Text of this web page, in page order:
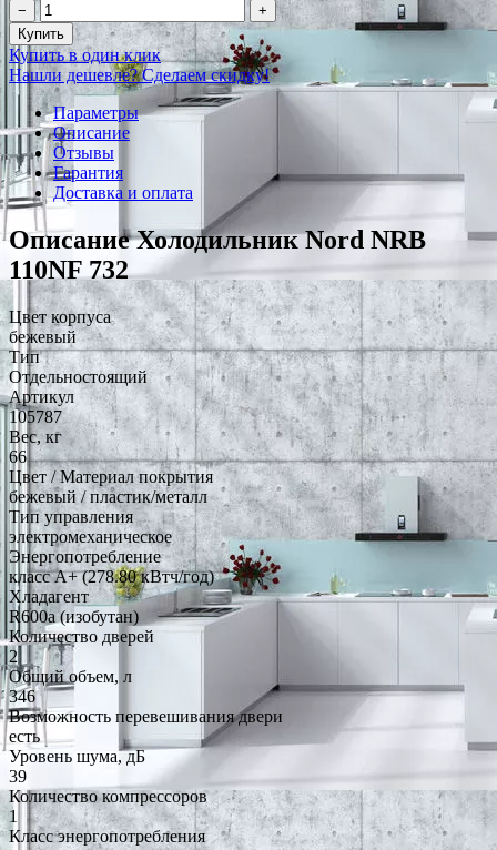
−
+
Купить
Купить в один клик
Нашли дешевле? Сделаем скидку!
Параметры
Описание
Отзывы
Гарантия
Доставка и оплата
Описание Холодильник Nord NRB
110NF 732
Цвет корпуса
бежевый
Тип
Отдельностоящий
Артикул
105787
Вес, кг
66
Цвет / Материал покрытия
бежевый / пластик/металл
Тип управления
электромеханическое
Энергопотребление
класс A+ (278.80 кВтч/год)
Хладагент
R600a (изобутан)
Количество дверей
2
Общий объем, л
346
Возможность перевешивания двери
есть
Уровень шума, дБ
39
Количество компрессоров
1
Класс энергопотребления